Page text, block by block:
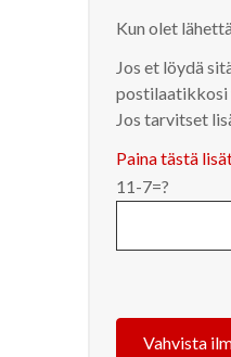
Kun olet
Jos et löydä
postilaatikkosi
Jos tarvitset
Paina tästä
11-7=?